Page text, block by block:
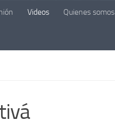
Videos Quienes somos